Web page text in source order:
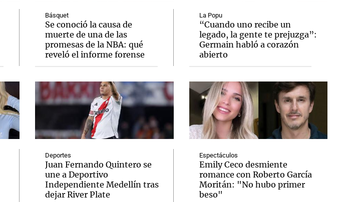
Básquet
Se conoció la causa de
muerte de una de las
promesas de la NBA: qué
reveló el informe forense
Deportes
Juan Fernando Quintero se
une a Deportivo
Independiente Medellín tras
dejar River Plate
La Popu
“Cuando uno recibe un
legado, la gente te prejuzga”:
Germain habló a corazón
abierto
Espectáculos
Emily Ceco desmiente
romance con Roberto García
Moritán: "No hubo primer
beso"
El huracán de Arequito
Notas
Cadena 3 en Groenlandia
Notas